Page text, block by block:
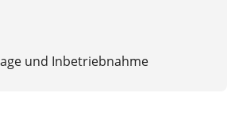
und Inbetriebnahme